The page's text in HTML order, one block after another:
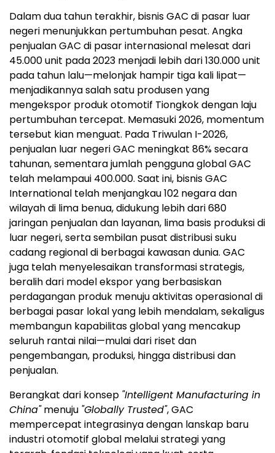
Dalam dua tahun terakhir, bisnis GAC di pasar luar
negeri menunjukkan pertumbuhan pesat. Angka
penjualan GAC di pasar internasional melesat dari
45.000 unit pada 2023 menjadi lebih dari 130.000 unit
pada tahun lalu—melonjak hampir tiga kali lipat—
menjadikannya salah satu produsen yang
mengekspor produk otomotif Tiongkok dengan laju
pertumbuhan tercepat. Memasuki 2026, momentum
tersebut kian menguat. Pada Triwulan I-2026,
penjualan luar negeri GAC meningkat 86% secara
tahunan, sementara jumlah pengguna global GAC
telah melampaui 400.000. Saat ini, bisnis GAC
International telah menjangkau 102 negara dan
wilayah di lima benua, didukung lebih dari 680
jaringan penjualan dan layanan, lima basis produksi di
luar negeri, serta sembilan pusat distribusi suku
cadang regional di berbagai kawasan dunia. GAC
juga telah menyelesaikan transformasi strategis,
beralih dari model ekspor yang berbasiskan
perdagangan produk menuju aktivitas operasional di
berbagai pasar lokal yang lebih mendalam, sekaligus
membangun kapabilitas global yang mencakup
seluruh rantai nilai—mulai dari riset dan
pengembangan, produksi, hingga distribusi dan
penjualan.
Berangkat dari konsep "Intelligent Manufacturing in
China"menuju "Globally Trusted", GAC
mempercepat integrasinya dengan lanskap baru
industri otomotif global melalui strategi yang